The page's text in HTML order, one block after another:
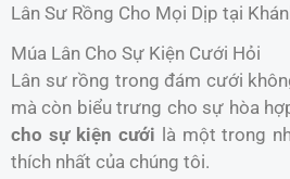
Lân Sư Rồng Cho Mọi Dịp tại
Múa Lân Cho Sự Kiện Cưới Hỏi
Lân sư rồng trong đám cưới
mà còn biểu trưng cho sự hòa
cho sự kiện cưới là một trong
thích nhất của chúng tôi.